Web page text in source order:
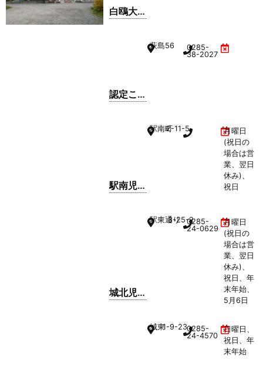
白鴎大
認定こ
萩島56
0285-
38-2027
駅南児
駅南町2-11-5
月曜日
(祝日の
場合は営
業、翌日
休み)、
祝日
城北児
駅東通り3-25-20285-
24-0629
月曜日
(祝日の
場合は営
業、翌日
休み)、
祝日、年
末年始、
5月6日
城東1-9-230285-
24-4570
日曜日、
祝日、年
末年始